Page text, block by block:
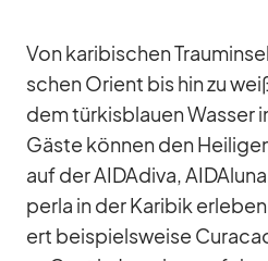
Von ka­ri­bi­schen
schen Ori­ent bis hin zu
dem tür­kis­blauen Was­ser
Gäste kön­nen den
auf der AI­D­A­diva,
perla in der Ka­ri­bik
ert bei­spiels­weise